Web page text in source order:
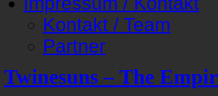
Kontakt / Team
Partner
Twinesuns – The